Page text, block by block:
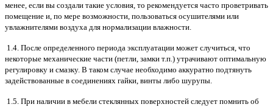
менее, если вы создали такие условия, то рекомендуется часто проветривать
помещение и, по мере возможности, пользоваться осушителями или
увлажнителями воздуха для нормализации влажности.
1.4. После определенного периода эксплуатации может случиться, что
некоторые механические части (петли, замки т.п.) утрачивают оптимальную
регулировку и смазку. В таком случае необходимо аккуратно подтянуть
задействованные в соединениях гайки, винты либо шурупы.
1.5. При наличии в мебели стеклянных поверхностей следует помнить об